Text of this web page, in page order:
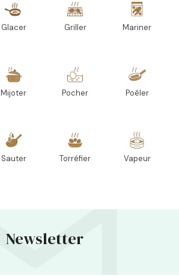
Glacer Griller Mariner
Mijoter Pocher Poêler
Sauter Torréfier Vapeur
Newsletter